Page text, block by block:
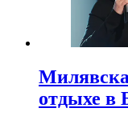
отдыхе в